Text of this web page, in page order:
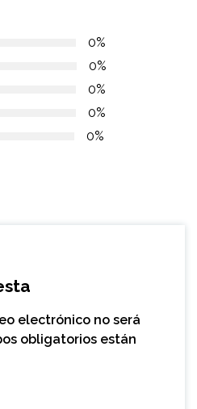
0%
0%
0%
0%
0%
electrónico no será
obligatorios están